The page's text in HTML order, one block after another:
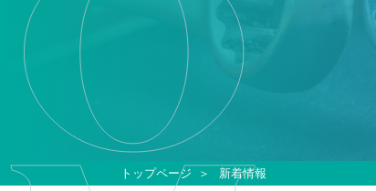
トップページ 新着情報